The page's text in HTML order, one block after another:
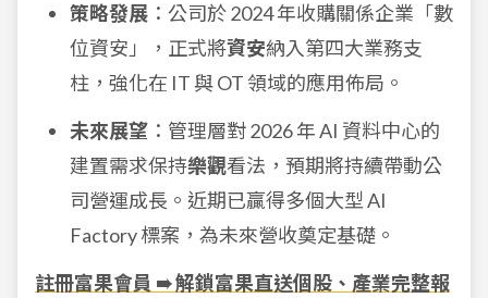
策略發展 ：公司於 2024 年收購關係企業「數
位資安」，正式將資安納入第四大業務支
柱，強化在 IT 與 OT 領域的應用佈局。
未來展望 ：管理層對 2026 年 AI 資料中心的
建置需求保持樂觀看法，預期將持續帶動公
司營運成長。近期已贏得多個大型 AI
Factory 標案，為未來營收奠定基礎。
註冊富果會員 ➠ 解鎖富果直送個股、產業完整報